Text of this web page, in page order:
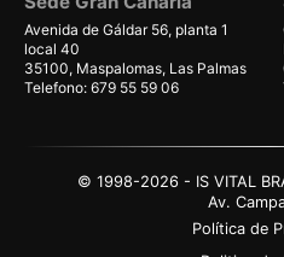
Avenida de Gáldar 56, planta 1
local 40
35100, Maspalomas, Las Palmas
Telefono: 679 55 59 06
© 1998-2026 - IS VITAL
Av.
Política de